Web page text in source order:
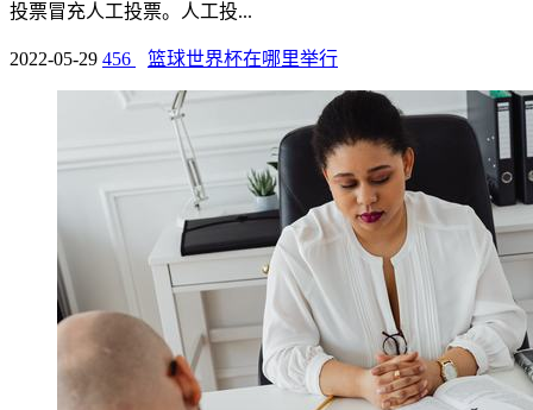
投票冒充人工投票。人工投...
2022-05-29 456 篮球世界杯在哪里举行